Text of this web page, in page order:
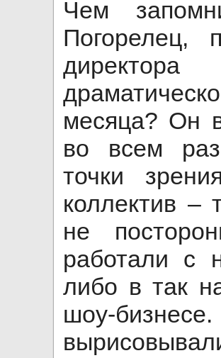
Чем
Погорелец,
месяца? Он
во всем
точки
коллектив –
не
работали с
либо в так
шоу-